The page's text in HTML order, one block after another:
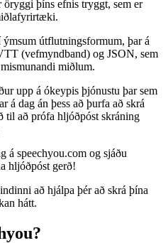
þíns efnis tryggt, sem er
útflutningsformum, þar á
(vefmyndband) og JSON, sem
miðlum.
upp á ókeypis þjónustu þar sem
á dag án þess að þurfa að skrá
að prófa hljóðpóst skráning
á speechyou.com og sjáðu
hljóðpóst gerð!
að hjálpa þér að skrá þína
hátt.